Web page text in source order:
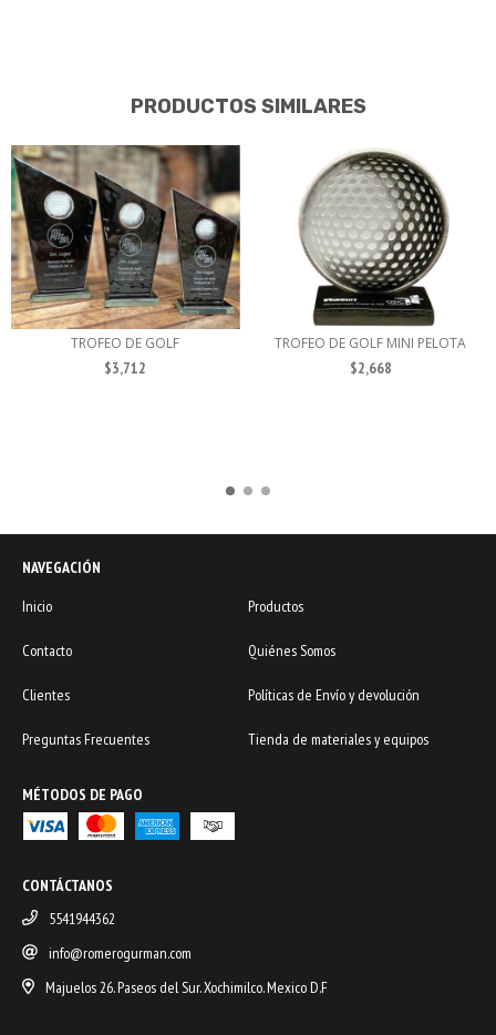
PRODUCTOS SIMILARES
TROFEO DE GOLF
$3,712
TROFEO DE GOLF MINI PELOTA
$2,668
NAVEGACIÓN
Inicio
Productos
Contacto Quiénes Somos
Clientes Políticas de Envío y devolución
Preguntas Frecuentes Tienda de materiales y equipos
MÉTODOS DE PAGO
CONTÁCTANOS
5541944362
info@romerogurman.com
Majuelos 26. Paseos del Sur. Xochimilco. Mexico D.F